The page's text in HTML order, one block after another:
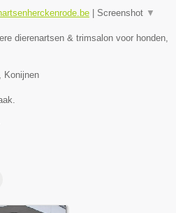
Screenshot ▼
dierenartsen & trimsalon voor honden,
Konijnen